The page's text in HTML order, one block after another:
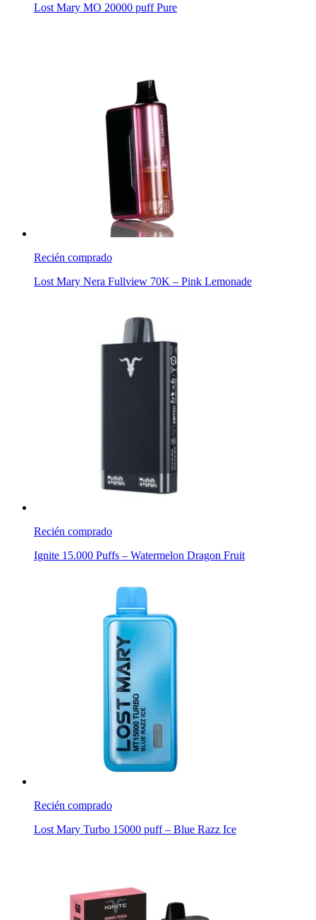
Lost Mary MO 20000 puff Pure
Recién comprado
Lost Mary Nera Fullview 70K – Pink Lemonade
Recién comprado
Ignite 15.000 Puffs – Watermelon Dragon Fruit
Recién comprado
Lost Mary Turbo 15000 puff – Blue Razz Ice